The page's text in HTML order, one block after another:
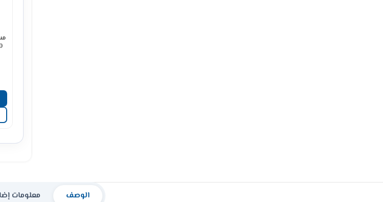
الوصف معلومات